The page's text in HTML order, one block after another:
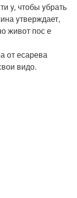
y, чтобы yбрать
yтверждает,
живот пос е
от есарева
видо.